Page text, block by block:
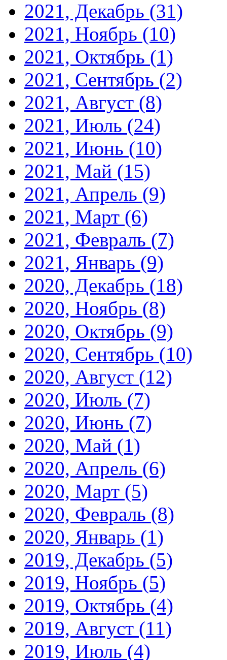
2021, Декабрь (31)
2021, Ноябрь (10)
2021, Октябрь (1)
2021, Сентябрь (2)
2021, Август (8)
2021, Июль (24)
2021, Июнь (10)
2021, Май (15)
2021, Апрель (9)
2021, Март (6)
2021, Февраль (7)
2021, Январь (9)
2020, Декабрь (18)
2020, Ноябрь (8)
2020, Октябрь (9)
2020, Сентябрь (10)
2020, Август (12)
2020, Июль (7)
2020, Июнь (7)
2020, Май (1)
2020, Апрель (6)
2020, Март (5)
2020, Февраль (8)
2020, Январь (1)
2019, Декабрь (5)
2019, Ноябрь (5)
2019, Октябрь (4)
2019, Август (11)
2019, Июль (4)